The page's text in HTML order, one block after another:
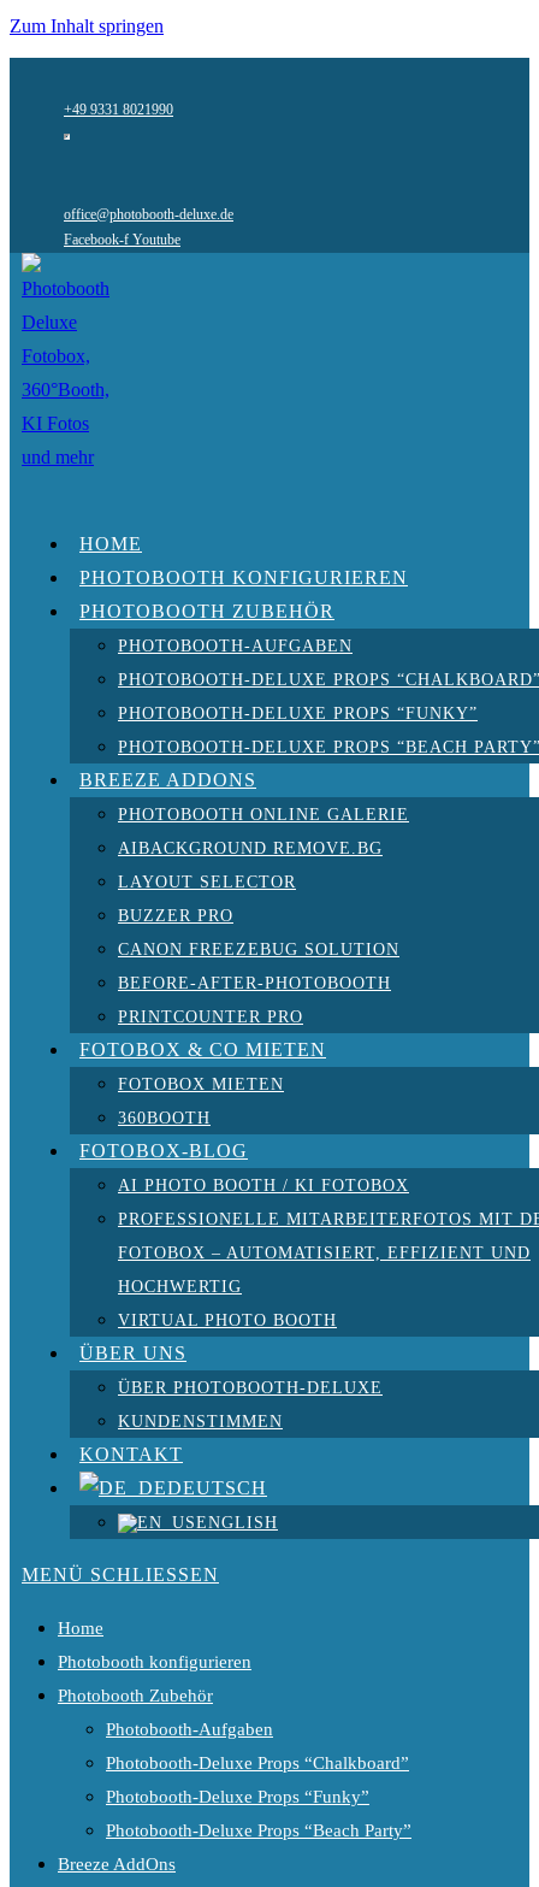
Zum Inhalt springen
+49 9331 8021990
office@photobooth-deluxe.de
Facebook-f Youtube
HOME
PHOTOBOOTH KONFIGURIEREN
PHOTOBOOTH ZUBEHÖR
PHOTOBOOTH-AUFGABEN
PHOTOBOOTH-DELUXE PROPS
PHOTOBOOTH-DELUXE PROPS “FUNKY”
PHOTOBOOTH-DELUXE PROPS “BEACH
BREEZE ADDONS
PHOTOBOOTH ONLINE GALERIE
AIBACKGROUND REMOVE.BG
LAYOUT SELECTOR
BUZZER PRO
CANON FREEZEBUG SOLUTION
BEFORE-AFTER-PHOTOBOOTH
PRINTCOUNTER PRO
FOTOBOX & CO MIETEN
FOTOBOX MIETEN
360BOOTH
FOTOBOX-BLOG
AI PHOTO BOOTH / KI FOTOBOX
PROFESSIONELLE MITARBEITERFOTOS MIT
FOTOBOX – AUTOMATISIERT, EFFIZIENT UND
HOCHWERTIG
VIRTUAL PHOTO BOOTH
ÜBER UNS
ÜBER PHOTOBOOTH-DELUXE
KUNDENSTIMMEN
KONTAKT
DEUTSCH
ENGLISH
MENÜ SCHLIESSEN
Home
Photobooth konfigurieren
Photobooth Zubehör
Photobooth-Aufgaben
Photobooth-Deluxe Props “Chalkboard”
Photobooth-Deluxe Props “Funky”
Photobooth-Deluxe Props “Beach Party”
Breeze AddOns